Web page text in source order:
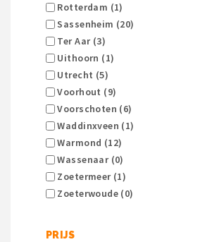
Rotterdam (1)
Sassenheim (20)
Ter Aar (3)
Uithoorn (1)
Utrecht (5)
Voorhout (9)
Voorschoten (6)
Waddinxveen (1)
Warmond (12)
Wassenaar (0)
Zoetermeer (1)
Zoeterwoude (0)
PRIJS